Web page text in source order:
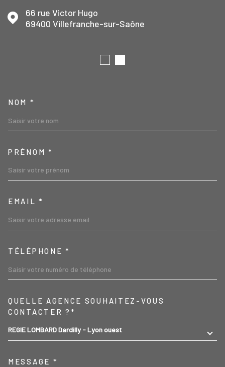
66 rue Victor Hugo
69400
Villefranche-sur-Saône
NOM *
PRÉNOM *
EMAIL *
TÉLÉPHONE *
QUELLE AGENCE SOUHAITEZ-VOUS
CONTACTER ?*
REGIE LOMBARD Dardilly - Lyon ouest
MESSAGE *